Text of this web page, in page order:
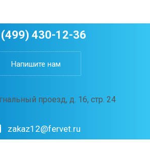
430-12-36
Напишите нам
проезд, д. 16, стр. 24
zakaz12@fervet.ru